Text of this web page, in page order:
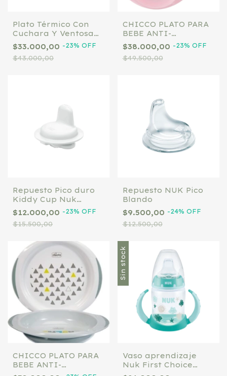
Plato Térmico Con
Cuchara Y Ventosa
Bebé Nuby ROSA
$33.000,00 -23% OFF
$43.000,00
CHICCO PLATO PARA
BEBE ANTI-
DESLIZANTE BABY'S
DISH SET X 2 12M+
ROSA
$38.000,00 -23% OFF
$49.500,00
Repuesto Pico duro
Kiddy Cup Nuk
Blanco
$12.000,00 -23% OFF
$15.500,00
Repuesto NUK Pico
Blando
$9.500,00 -24% OFF
$12.500,00
CHICCO PLATO PARA
BEBE ANTI-
DESLIZANTE BABY'S
Sin stock
Vaso aprendizaje
Nuk First Choice
VERDE